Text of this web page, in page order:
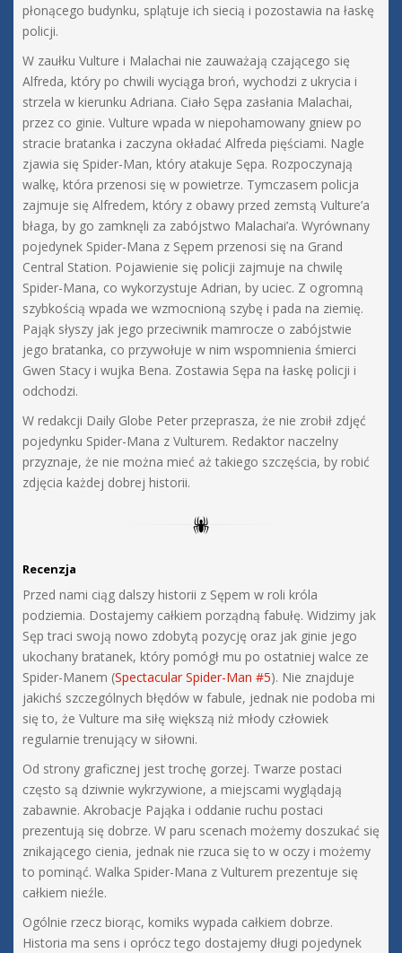
płonącego budynku, splątuje ich siecią i pozostawia na łaskę
policji.
W zaułku Vulture i Malachai nie zauważają czającego się
Alfreda, który po chwili wyciąga broń, wychodzi z ukrycia i
strzela w kierunku Adriana. Ciało Sępa zasłania Malachai,
przez co ginie. Vulture wpada w niepohamowany gniew po
stracie bratanka i zaczyna okładać Alfreda pięściami. Nagle
zjawia się Spider-Man, który atakuje Sępa. Rozpoczynają
walkę, która przenosi się w powietrze. Tymczasem policja
zajmuje się Alfredem, który z obawy przed zemstą Vulture’a
błaga, by go zamknęli za zabójstwo Malachai’a. Wyrównany
pojedynek Spider-Mana z Sępem przenosi się na Grand
Central Station. Pojawienie się policji zajmuje na chwilę
Spider-Mana, co wykorzystuje Adrian, by uciec. Z ogromną
szybkością wpada we wzmocnioną szybę i pada na ziemię.
Pająk słyszy jak jego przeciwnik mamrocze o zabójstwie
jego bratanka, co przywołuje w nim wspomnienia śmierci
Gwen Stacy i wujka Bena. Zostawia Sępa na łaskę policji i
odchodzi.
W redakcji Daily Globe Peter przeprasza, że nie zrobił zdjęć
pojedynku Spider-Mana z Vulturem. Redaktor naczelny
przyznaje, że nie można mieć aż takiego szczęścia, by robić
zdjęcia każdej dobrej historii.
Recenzja
Przed nami ciąg dalszy historii z Sępem w roli króla
podziemia. Dostajemy całkiem porządną fabułę. Widzimy jak
Sęp traci swoją nowo zdobytą pozycję oraz jak ginie jego
ukochany bratanek, który pomógł mu po ostatniej walce ze
Spider-Manem (Spectacular Spider-Man #5). Nie znajduje
jakichś szczególnych błędów w fabule, jednak nie podoba mi
się to, że Vulture ma siłę większą niż młody człowiek
regularnie trenujący w siłowni.
Od strony graficznej jest trochę gorzej. Twarze postaci
często są dziwnie wykrzywione, a miejscami wyglądają
zabawnie. Akrobacje Pająka i oddanie ruchu postaci
prezentują się dobrze. W paru scenach możemy doszukać się
znikającego cienia, jednak nie rzuca się to w oczy i możemy
to pominąć. Walka Spider-Mana z Vulturem prezentuje się
całkiem nieźle.
Ogólnie rzecz biorąc, komiks wypada całkiem dobrze.
Historia ma sens i oprócz tego dostajemy długi pojedynek